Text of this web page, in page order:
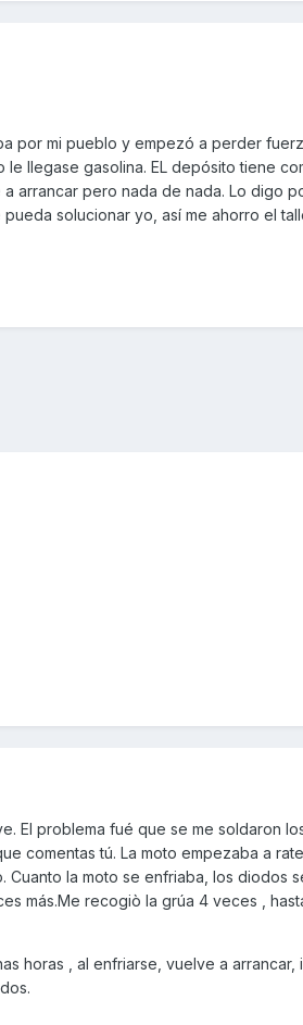
por mi pueblo y empezó a perder
llegase gasolina. EL depósito tiene
arrancar pero nada de nada. Lo digo
solucionar yo, así me ahorro el
El problema fué que se me soldaron
comentas tú. La moto empezaba a
la moto se enfriaba, los diodos
más.Me recogiò la grúa 4 veces ,
horas , al enfriarse, vuelve a arrancar,